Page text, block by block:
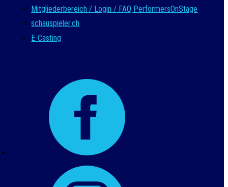
Mitgliederbereich / Login / FAQ PerformersOnStage
schauspieler.ch
E-Casting